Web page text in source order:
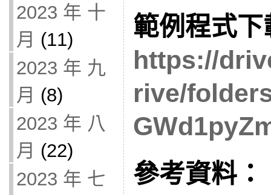
2023 年 十
月 (11)
2023 年 九
月 (8)
2023 年 八
月 (22)
2023 年 七
範例程式下
https://
rive/
參考資料：